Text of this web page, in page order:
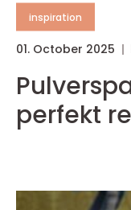
inspiration
01. October 2025
perfekt